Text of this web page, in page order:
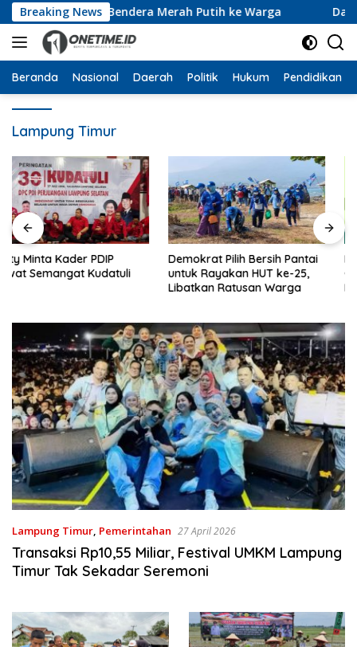
Langsung
ke
konten
Breaking News
10 Ribu Bendera Merah Putih ke Warga Dari
Beranda Nasional Daerah Politik Hukum Pendidikan
Lampung Timur
Demokrat Pilih Bersih Pantai
untuk Rayakan HUT ke-25,
Harlah ke-28, PKB Lampung
Gelar Pasar Murah, Donor
Darah hingga Dialog
Lampung Timur, Pemerintahan 27 April 2026
Transaksi Rp10,55 Miliar, Festival UMKM Lampung
Timur Tak Sekadar Seremoni